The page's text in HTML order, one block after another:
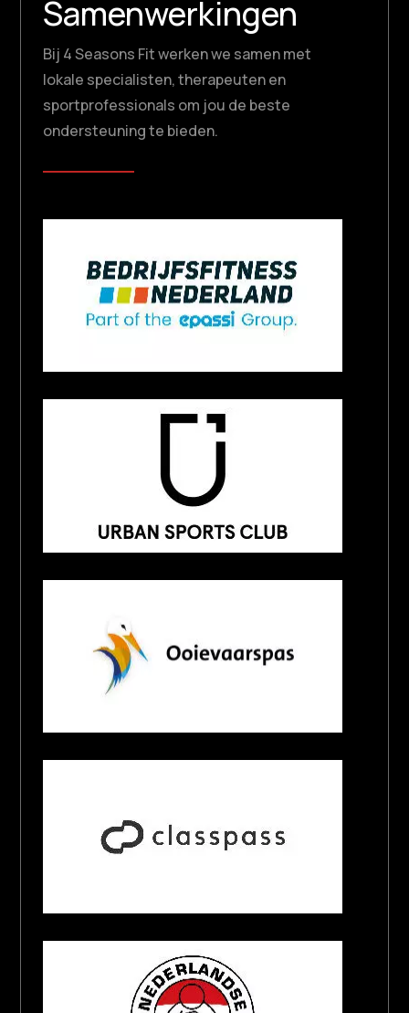
Samenwerkingen
Bij 4 Seasons Fit werken we samen met
lokale specialisten, therapeuten en
sportprofessionals om jou de beste
ondersteuning te bieden.